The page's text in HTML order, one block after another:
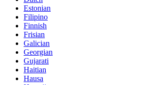
Estonian
Filipino
Finnish
Frisian
Galician
Georgian
Gujarati
Haitian
Hausa